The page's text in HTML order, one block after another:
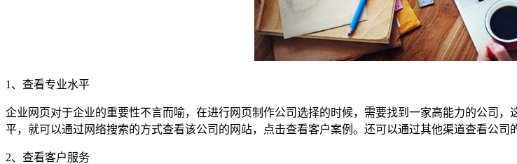
1、查看专业水平
企业网页对于企业的重要性不言而喻，在进行网页制作公司选择的时候，需要找到一家高能力的公司
平，就可以通过网络搜索的方式查看该公司的网站，点击查看客户案例。还可以通过其他渠道查看公司
2、查看客户服务